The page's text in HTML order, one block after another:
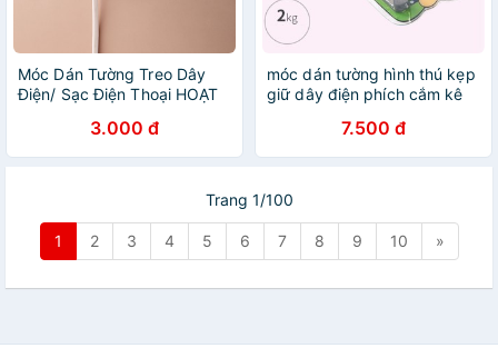
Móc Dán Tường Treo Dây
Điện/ Sạc Điện Thoại HOẠT
Đôi Đáng Yêu Molangshop
3.000 đ
móc dán tường hình thú kẹp
giữ dây điện phích cắm kê
7.500 đ
Trang 1/100
1 2 3 4 5 6 7 8 9 10 »